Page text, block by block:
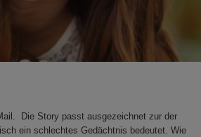
Die Story passt ausgezeichnet zur der
ein schlechtes Gedächtnis bedeutet. Wie